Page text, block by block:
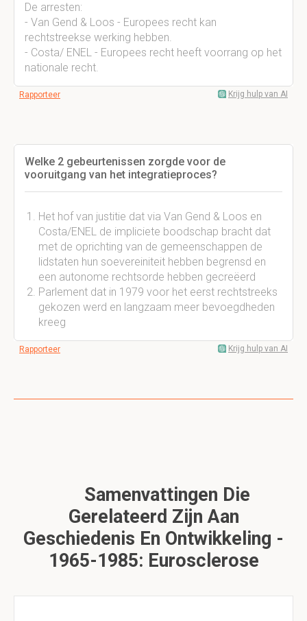
De arresten:
- Van Gend & Loos - Europees recht kan
rechtstreekse werking hebben.
- Costa/ ENEL - Europees recht heeft voorrang op het
nationale recht.
Rapporteer Krijg hulp van AI
Welke 2 gebeurtenissen zorgde voor de
vooruitgang van het integratieproces?
Het hof van justitie dat via Van Gend & Loos en
Costa/ENEL de impliciete boodschap bracht dat
met de oprichting van de gemeenschappen de
lidstaten hun soevereiniteit hebben begrensd en
een autonome rechtsorde hebben gecreëerd
Parlement dat in 1979 voor het eerst rechtstreeks
gekozen werd en langzaam meer bevoegdheden
kreeg
Rapporteer Krijg hulp van AI
Samenvattingen Die
Gerelateerd Zijn Aan
Geschiedenis En Ontwikkeling -
1965-1985: Eurosclerose